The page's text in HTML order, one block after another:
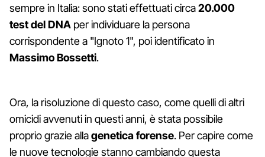
sempre in Italia: sono stati effettuati circa20.000
test del DNA per individuare la persona
corrispondente a "Ignoto 1", poi identificato in
Massimo Bossetti.
Ora, la risoluzione di questo caso, come quelli di altri
omicidi avvenuti in questi anni, è stata possibile
proprio grazie allagenetica forense. Per capire come
le nuove tecnologie stanno cambiando questa